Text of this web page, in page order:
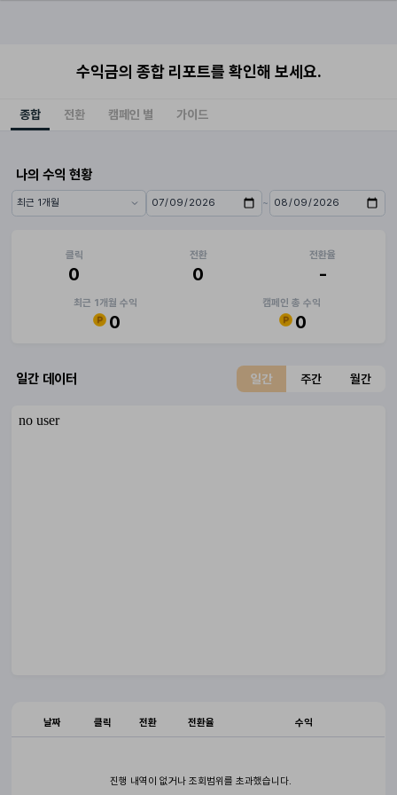
수익금의 종합 리포트를 확인해 보세요.
종합 전환 캠페인 별 가이드
나의 수익 현황
기간 프리셋 시작일 ~
종료일
클릭
0
전환
0
전환율
-
최근 1개월 수익
0
캠페인 총 수익
0
일간 데이터 일간 주간 월간
날짜 클릭 전환 전환율 수익
진행 내역이 없거나 조회범위를 초과했습니다.